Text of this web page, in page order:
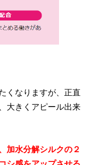
くなりますが、正直
大きくアピール出来
加水分解シルクの２